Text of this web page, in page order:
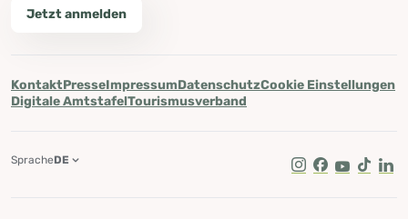
Jetzt anmelden
KontaktPresseImpressumDatenschutzCookie Einstellungen
Digitale AmtstafelTourismusverband
Instagram
Facebook
Youtube
Tik Tok
SpracheDE